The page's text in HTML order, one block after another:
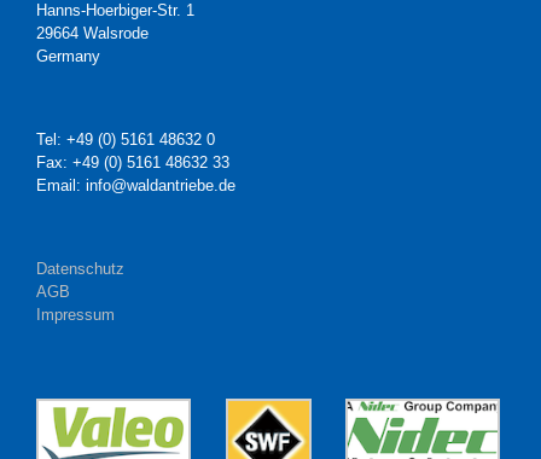
Hanns-Hoerbiger-Str. 1
29664 Walsrode
Germany
Tel: +49 (0) 5161 48632 0
Fax: +49 (0) 5161 48632 33
Email: info@waldantriebe.de
Datenschutz
AGB
Impressum